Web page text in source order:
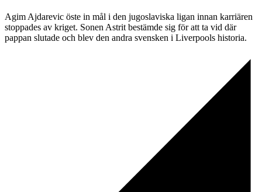
Agim Ajdarevic öste in mål i den jugoslaviska ligan innan karriären
stoppades av kriget. Sonen Astrit bestämde sig för att ta vid där
pappan slutade och blev den andra svensken i Liverpools historia.